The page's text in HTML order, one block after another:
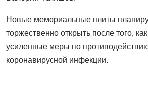
Новые мемориальные плиты
торжественно открыть после того,
усиленные меры по
коронавирусной инфекции.